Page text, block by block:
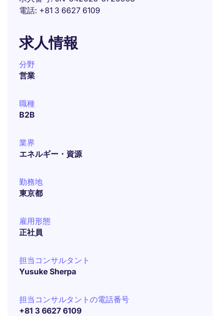
電話 +81 3 6627 6109
求人情報
分野
営業
職種
B2B
業界
エネルギー・資源
勤務地
東京都
雇用形態
正社員
担当コンサルタント
Yusuke Sherpa
担当コンサルタントの電話番号
+81 3 6627 6109